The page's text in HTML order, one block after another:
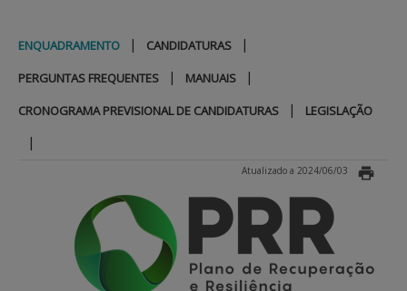
PAGAMENTOS
APOIO AO BENEFICIÁRIO
Entrar / Registar
ENQUADRAMENTO | CANDIDATURAS |
PERGUNTAS FREQUENTES | MANUAIS |
CRONOGRAMA PREVISIONAL DE CANDIDATURAS | LEGISLAÇÃO
|
Atualizado a 2024/06/03